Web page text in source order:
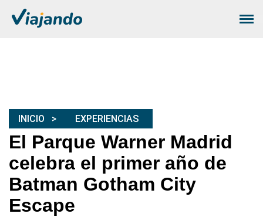
INICIO EXPERIENCIAS
El Parque Warner Madrid
celebra el primer año de
Batman Gotham City
Escape